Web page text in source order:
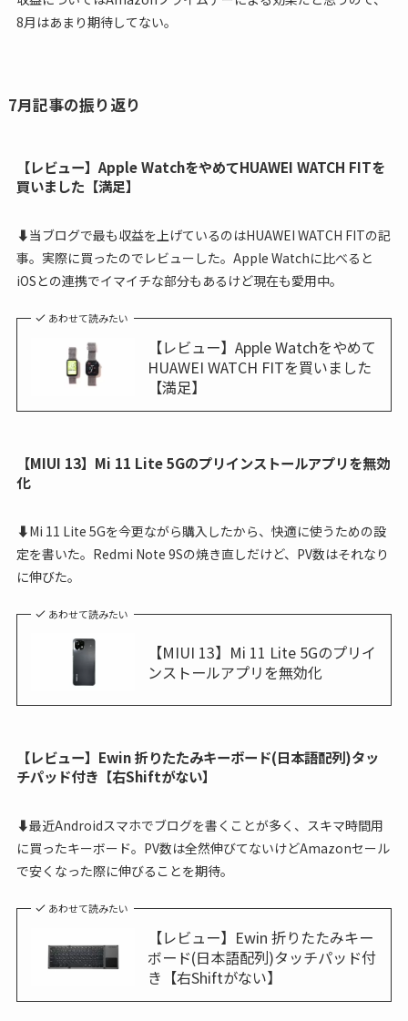
8月はあまり期待してない。
7月記事の振り返り
【レビュー】Apple WatchをやめてHUAWEI WATCH FITを
買いました【満足】
⬇当ブログで最も収益を上げているのはHUAWEI WATCH FITの記
事。実際に買ったのでレビューした。Apple Watchに比べると
iOSとの連携でイマイチな部分もあるけど現在も愛用中。
あわせて読みたい
【レビュー】Apple Watchをやめて
HUAWEI WATCH FITを買いました
【満足】
【MIUI 13】Mi 11 Lite 5Gのプリインストールアプリを無効
化
⬇Mi 11 Lite 5Gを今更ながら購入したから、快適に使うための設
定を書いた。Redmi Note 9Sの焼き直しだけど、PV数はそれなり
に伸びた。
あわせて読みたい
【MIUI 13】Mi 11 Lite 5Gのプリイ
ンストールアプリを無効化
【レビュー】Ewin 折りたたみキーボード(日本語配列)タッ
チパッド付き【右Shiftがない】
⬇最近Androidスマホでブログを書くことが多く、スキマ時間用
に買ったキーボード。PV数は全然伸びてないけどAmazonセール
で安くなった際に伸びることを期待。
あわせて読みたい
【レビュー】Ewin 折りたたみキー
ボード(日本語配列)タッチパッド付
き【右Shiftがない】